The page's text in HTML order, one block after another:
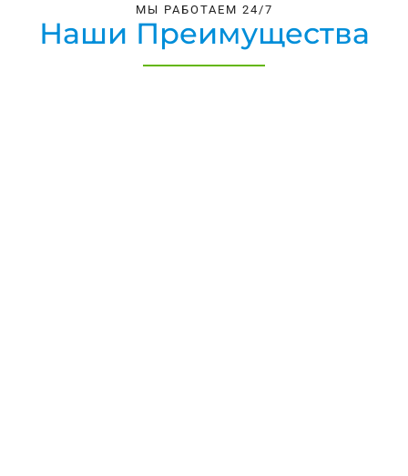
МЫ РАБОТАЕМ 24/7
Наши Преимущества